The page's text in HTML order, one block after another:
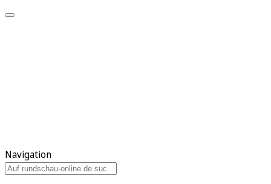
Navigation